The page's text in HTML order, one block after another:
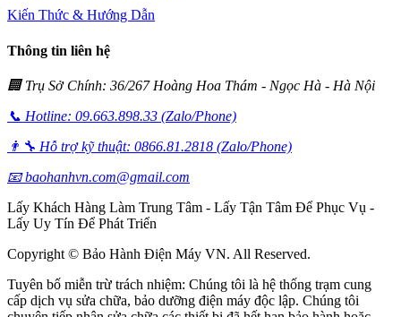
Kiến Thức & Hướng Dẫn
Thông tin liên hệ
🏢 Trụ Sở Chính: 36/267 Hoàng Hoa Thám - Ngọc Hà - Hà Nội
📞 Hotline: 09.663.898.33 (Zalo/Phone)
👨‍🔧 Hỗ trợ kỹ thuật: 0866.81.2818 (Zalo/Phone)
📧 baohanhvn.com@gmail.com
Lấy Khách Hàng Làm Trung Tâm - Lấy Tận Tâm Để Phục Vụ -
Lấy Uy Tín Để Phát Triển
Copyright © Bảo Hành Điện Máy VN. All Reserved.
Tuyên bố miễn trừ trách nhiệm: Chúng tôi là hệ thống trạm cung
cấp dịch vụ sửa chữa, bảo dưỡng điện máy độc lập. Chúng tôi